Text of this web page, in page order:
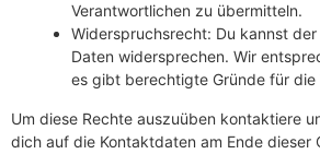
Verantwortlichen zu übermitteln.
Widerspruchsrecht: Du kannst
Daten widersprechen. Wir
es gibt berechtigte Gründe für die
Um diese Rechte auszuüben kontaktiere
dich auf die Kontaktdaten am Ende dieser